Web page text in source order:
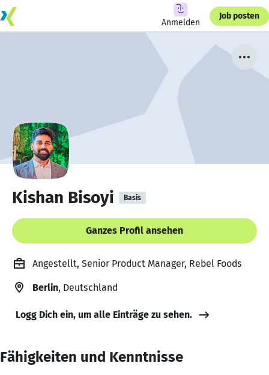
Anmelden
Job posten
Kishan Bisoyi Basis
Ganzes Profil ansehen
Angestellt, Senior Product Manager, Rebel Foods
Berlin, Deutschland
Logg Dich ein, um alle Einträge zu sehen.
Fähigkeiten und Kenntnisse